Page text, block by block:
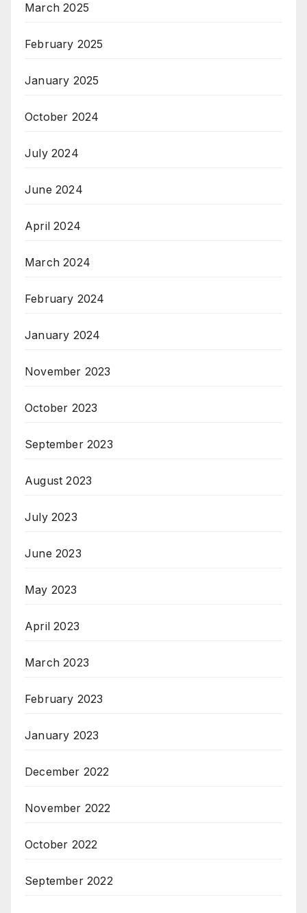
March 2025
February 2025
January 2025
October 2024
July 2024
June 2024
April 2024
March 2024
February 2024
January 2024
November 2023
October 2023
September 2023
August 2023
July 2023
June 2023
May 2023
April 2023
March 2023
February 2023
January 2023
December 2022
November 2022
October 2022
September 2022